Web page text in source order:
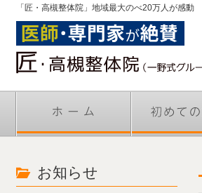
「匠・高槻整体院」地域最大のべ20万人が感動
お知らせ